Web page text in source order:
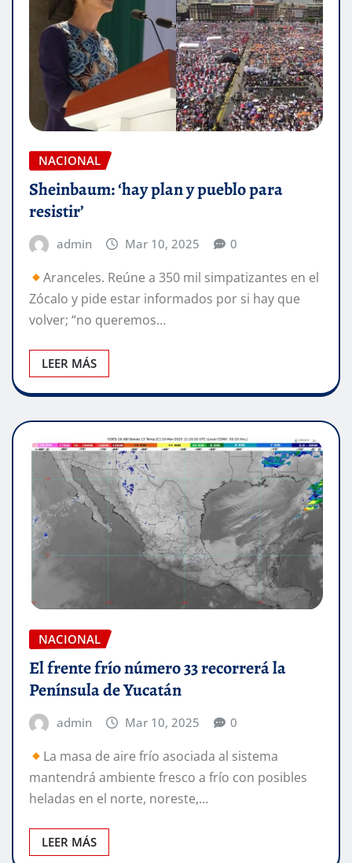
NACIONAL
Sheinbaum: ‘hay plan y pueblo para
resistir’
admin Mar 10, 2025 0
Aranceles. Reúne a 350 mil simpatizantes en el
Zócalo y pide estar informados por si hay que
volver; “no queremos…
LEER MÁS
NACIONAL
El frente frío número 33 recorrerá la
Península de Yucatán
admin Mar 10, 2025 0
La masa de aire frío asociada al sistema
mantendrá ambiente fresco a frío con posibles
heladas en el norte, noreste,…
LEER MÁS